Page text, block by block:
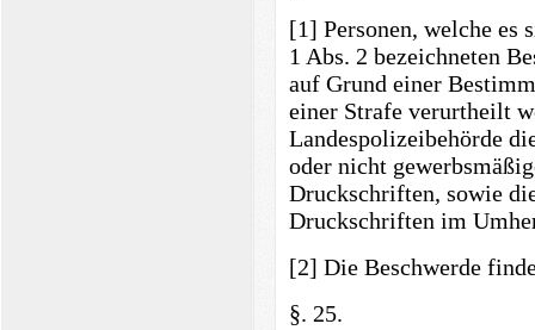
[1] Personen, welche es
1 Abs. 2 bezeichneten
auf Grund einer
einer Strafe verurtheilt
Landespolizeibehörde
oder nicht
Druckschriften, sowie
Druckschriften im
[2] Die Beschwerde
§. 25.